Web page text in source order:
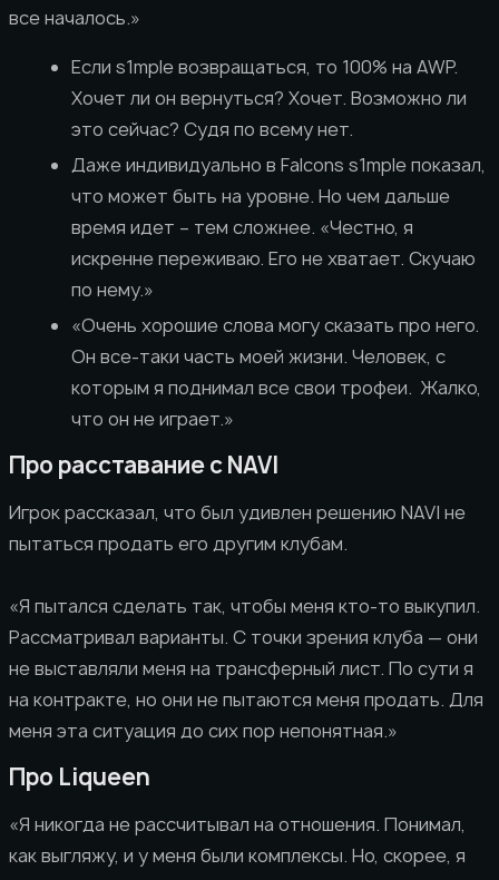
все началось.»
Если s1mple возвращаться, то 100% на AWP.
Хочет ли он вернуться? Хочет. Возможно ли
это сейчас? Судя по всему нет.
Даже индивидуально в Falcons s1mple показал,
что может быть на уровне. Но чем дальше
время идет – тем сложнее. «Честно, я
искренне переживаю. Его не хватает. Скучаю
по нему.»
«Очень хорошие слова могу сказать про него.
Он все-таки часть моей жизни. Человек, с
которым я поднимал все свои трофеи. Жалко,
что он не играет.»
Про расставание с NAVI
Игрок рассказал, что был удивлен решению NAVI не
пытаться продать его другим клубам.
«Я пытался сделать так, чтобы меня кто-то выкупил.
Рассматривал варианты. С точки зрения клуба — они
не выставляли меня на трансферный лист. По сути я
на контракте, но они не пытаются меня продать. Для
меня эта ситуация до сих пор непонятная.»
Про Liqueen
«Я никогда не рассчитывал на отношения. Понимал,
как выгляжу, и у меня были комплексы. Но, скорее, я